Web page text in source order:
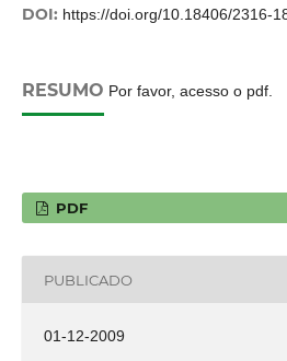
DOI: https://doi.org/10.18406/2316-
RESUMO Por favor, acesso o pdf.
PDF
PUBLICADO
01-12-2009